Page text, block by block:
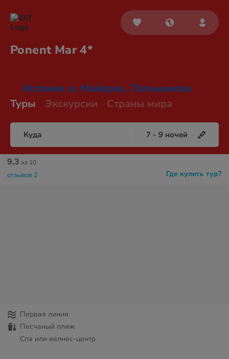
Ponent Mar 4*
Испания, о. Майорка , Пальманова
Туры
Экскурсии Страны мира
Куда 7 - 9 ночей
Где купить тур?
9,3 из 10
отзывов 2
Первая линия
Песчаный пляж
Спа или велнес-центр